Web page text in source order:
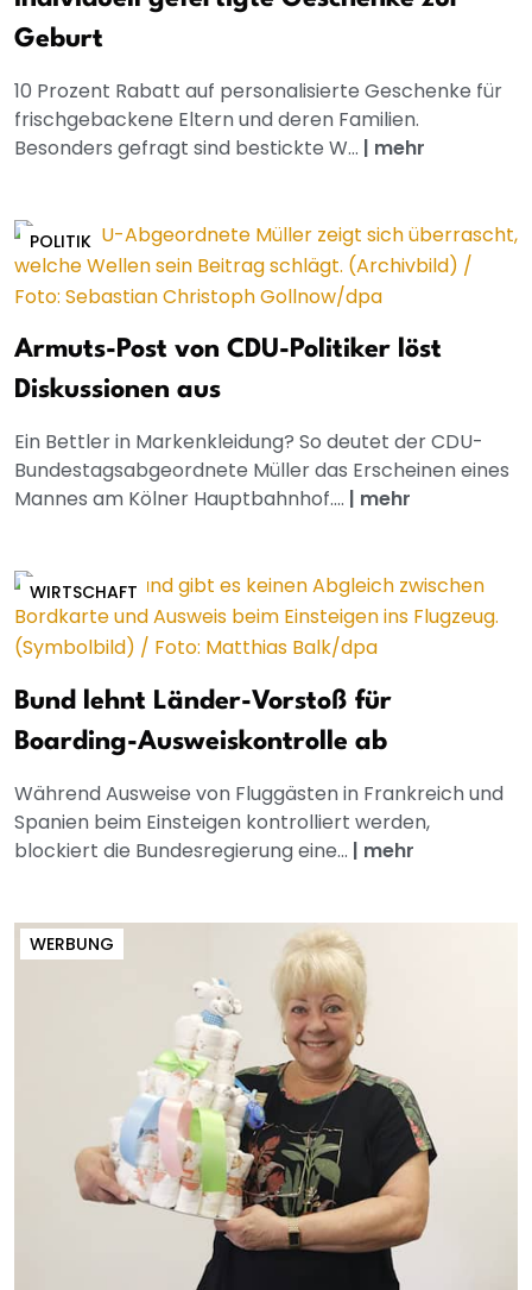
Geburt
10 Prozent Rabatt auf personalisierte Geschenke für
frischgebackene Eltern und deren Familien.
Besonders gefragt sind bestickte W... | mehr
POLITIK
Armuts-Post von CDU-Politiker löst
Diskussionen aus
Ein Bettler in Markenkleidung? So deutet der CDU-
Bundestagsabgeordnete Müller das Erscheinen eines
Mannes am Kölner Hauptbahnhof.... | mehr
WIRTSCHAFT
Bund lehnt Länder-Vorstoß für
Boarding-Ausweiskontrolle ab
Während Ausweise von Fluggästen in Frankreich und
Spanien beim Einsteigen kontrolliert werden,
blockiert die Bundesregierung eine... | mehr
WERBUNG